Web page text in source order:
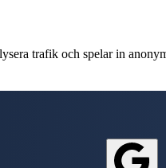
trafik och spelar in